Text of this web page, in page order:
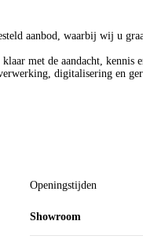
aanbod, waarbij wij u
met de aandacht, kennis
digitalisering en
Openingstijden
Showroom